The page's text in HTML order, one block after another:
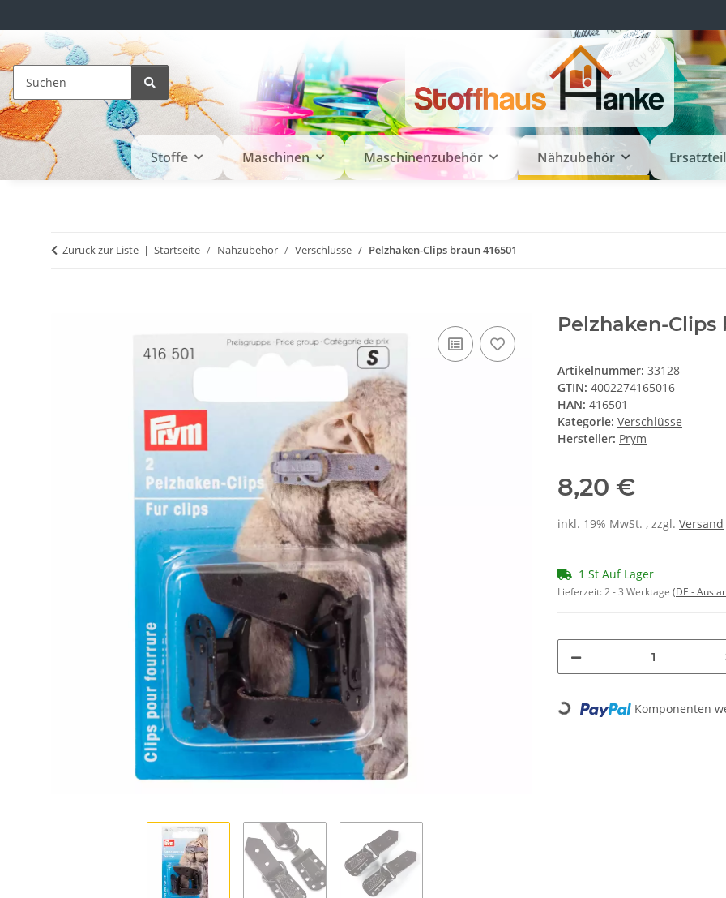
Stoffe Maschinen Maschinenzubehör Nähzubehör
Zurück zur Liste Startseite Nähzubehör Verschlüsse Pelzhaken-Clips braun 416501
Pelzhaken-Clips
Artikelnummer: 33128
GTIN: 4002274165016
HAN: 416501
Kategorie: Verschlüsse
Hersteller: Prym
8,20 €
inkl. 19% MwSt. , zzgl. Versand
1 St Auf Lager
Lieferzeit:2 - 3 Werktage (DE -
Loading... Komponenten